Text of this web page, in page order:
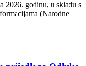
2026. godinu, u skladu s
(Narodne